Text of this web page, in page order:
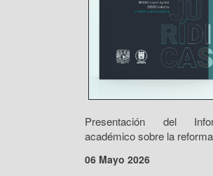
Presentación del
académico sobre la
06 Mayo 2026